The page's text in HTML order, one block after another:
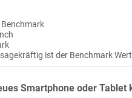
Benchmark
ist der Benchmark
Smartphone oder